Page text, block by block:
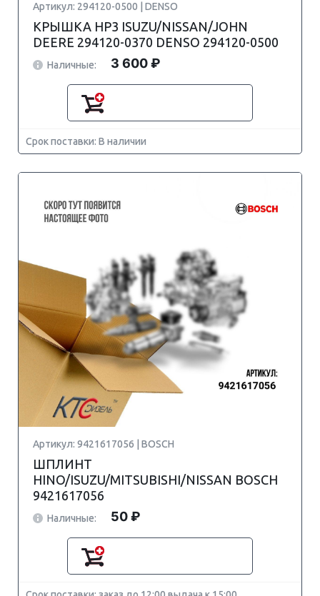
Артикул: 294120-0500 | DENSO
КРЫШКА HP3 ISUZU/NISSAN/JOHN
DEERE 294120-0370 DENSO 294120-0500
Наличные: 3 600 ₽
Срок поставки: В наличии
Артикул: 9421617056 | BOSCH
ШПЛИНТ
HINO/ISUZU/MITSUBISHI/NISSAN BOSCH
9421617056
Наличные: 50 ₽